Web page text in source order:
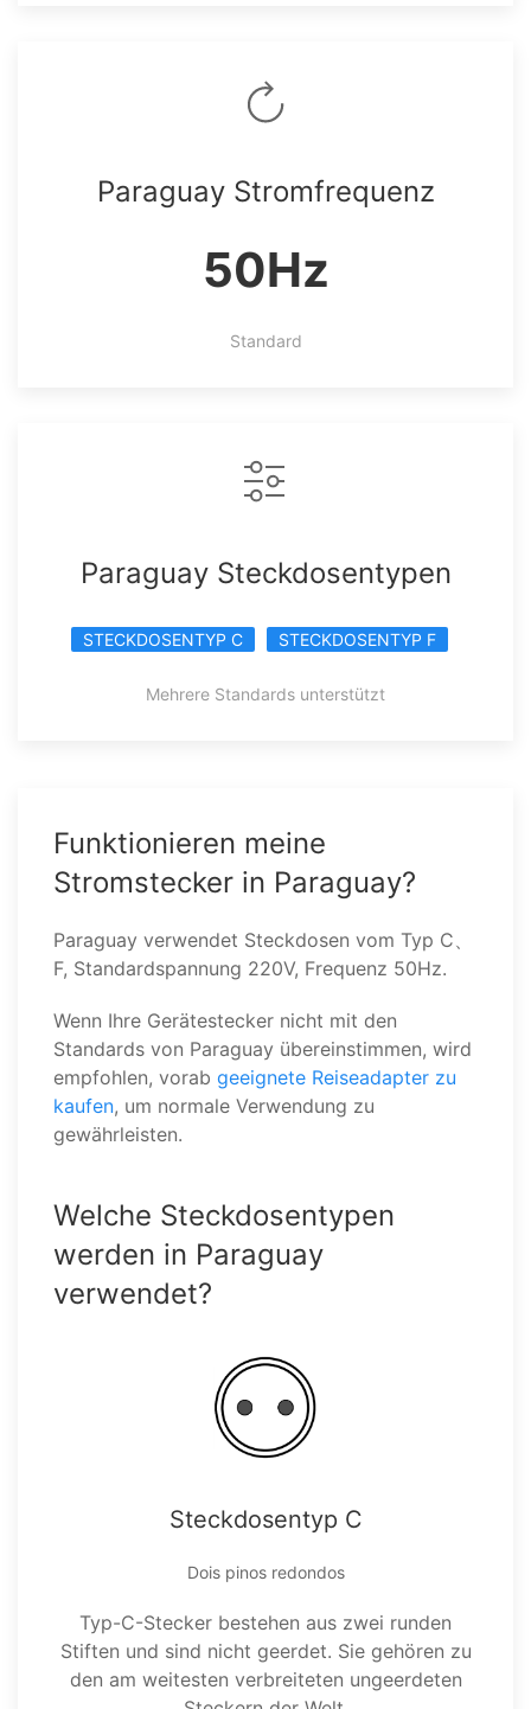
Paraguay Stromfrequenz
50Hz
Standard
Paraguay Steckdosentypen
STECKDOSENTYP C STECKDOSENTYP F
Mehrere Standards unterstützt
Funktionieren meine
Stromstecker in Paraguay?
Paraguay verwendet Steckdosen vom Typ C、
F, Standardspannung 220V, Frequenz 50Hz.
Wenn Ihre Gerätestecker nicht mit den
Standards von Paraguay übereinstimmen, wird
empfohlen, vorab geeignete Reiseadapter zu
kaufen, um normale Verwendung zu
gewährleisten.
Welche Steckdosentypen
werden in Paraguay
verwendet?
Steckdosentyp C
Dois pinos redondos
Typ-C-Stecker bestehen aus zwei runden
Stiften und sind nicht geerdet. Sie gehören zu
den am weitesten verbreiteten ungeerdeten